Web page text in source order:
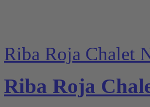
Riba Roja Chalet
Riba Roja